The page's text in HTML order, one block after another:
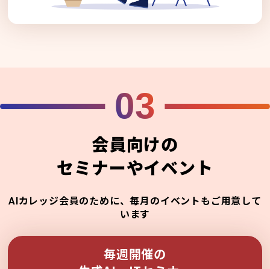
03
会員向けの
セミナーやイベント
AIカレッジ会員のために、毎月のイベントもご用意して
います
毎週開催の